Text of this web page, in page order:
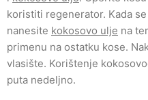
koristiti regenerator. Kada
nanesite kokosovo ulje na
primenu na ostatku kose.
vlasište. Korištenje
puta nedeljno.